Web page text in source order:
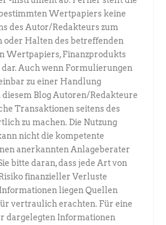
Wertpapiers keine
des Autor/Redakteurs zum
oder Halten des betreffenden
Wertpapiers, Finanzprodukts
Auch wenn Formulierungen
zu einer Handlung
Blog Autoren/Redakteure
Transaktionen seitens des
zu machen. Die Nutzung
nicht die kompetente
anerkannten Anlageberater
bitte daran, dass jede Art von
finanzieller Verluste
liegen Quellen
vertraulich erachten. Für eine
dargelegten Informationen